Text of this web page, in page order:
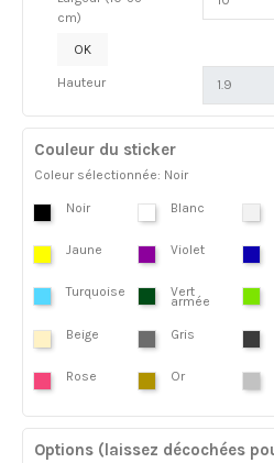
cm)
OK
Hauteur
Couleur du sticker
Coleur sélectionnée: Noir
Noir Blanc
Jaune Violet
Turquoise Vert
armée
Beige Gris
Rose Or
Options (laissez décochées